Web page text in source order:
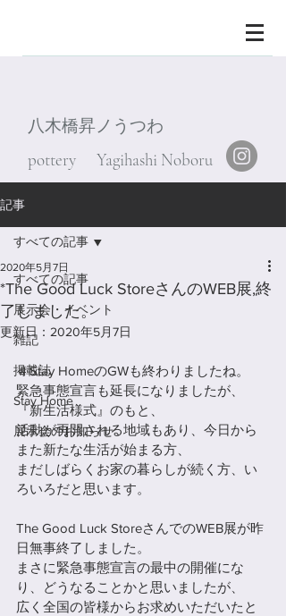
八木橋昇ノうつわ
pottery Yagihashi Noboru
記事
すべての記事
展示会・イベント
雑記
掲載誌
Stay Home
展示会のお知らせ
すべての記事
*The Good Luck StoreさんのWEB展,終
了しました。
2020年5月7日
更新日： 2020年5月7日
＃Stay HomeのGWも終わりましたね。
緊急事態宣言も延長になりましたが、
『新生活様式』のもと、
活動が再開される地域もあり、今日から
また新たな生活が始まる方、
まだしばらくお家の暮らしが続く方、い
ろいろだと思います。
The Good Luck StoreさんでのWEB展が昨
日無事終了しました。
まさに緊急事態宣言の最中の開催にな
り、どうなることかと思いましたが、
広く全国の皆様からお求めいただいたと